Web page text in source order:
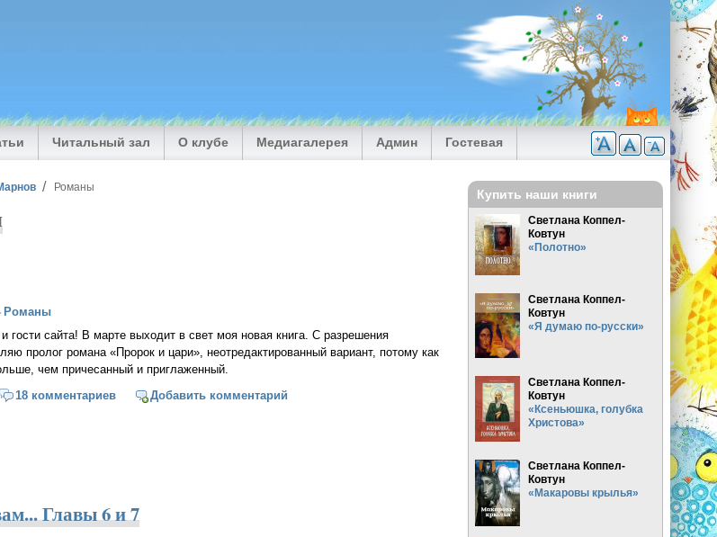
Читальный зал О клубе Медиагалерея Админ Гостевая
Романы
Романы
гости сайта! В марте выходит в свет моя новая книга. С разрешения
пролог романа «Пророк и цари», неотредактированный вариант, потому как
чем причесанный и приглаженный.
и цари (Пролог)
18 комментариев Добавить комментарий
Главы 6 и 7
Купить наши книги
Светлана Коппел-
Ковтун
«Полотно»
Светлана Коппел-
Ковтун
«Я думаю по-русски»
Светлана Коппел-
Ковтун
«Ксеньюшка, голубка
Христова»
Светлана Коппел-
Ковтун
«Макаровы крылья»